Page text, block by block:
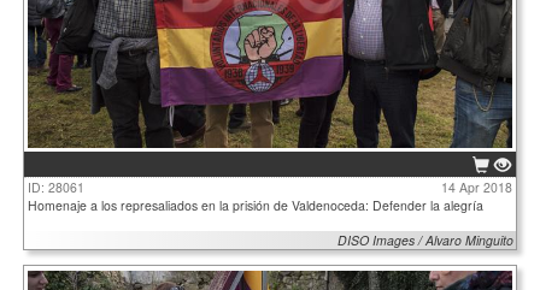
ID: 28061
14 Apr 2018
Homenaje a los represaliados en la prisión de Valdenoceda: Defender la alegría
DISO Images / Alvaro Minguito